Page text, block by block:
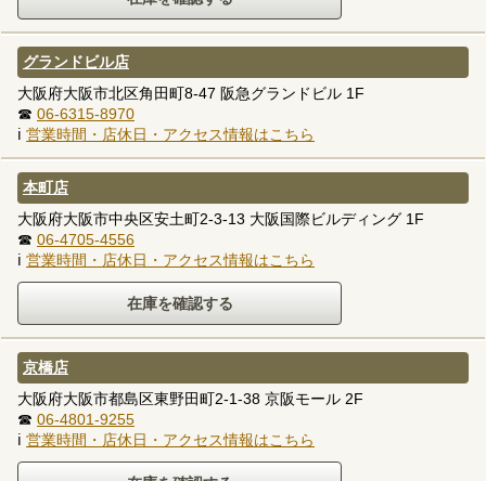
グランドビル店
大阪府大阪市北区角田町8-47 阪急グランドビル 1F
☎ 06-6315-8970
ℹ 営業時間・店休日・アクセス情報はこちら
本町店
大阪府大阪市中央区安土町2-3-13 大阪国際ビルディング 1F
☎ 06-4705-4556
ℹ 営業時間・店休日・アクセス情報はこちら
京橋店
大阪府大阪市都島区東野田町2-1-38 京阪モール 2F
☎ 06-4801-9255
ℹ 営業時間・店休日・アクセス情報はこちら